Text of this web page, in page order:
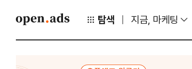
탐색 지금, 마케팅